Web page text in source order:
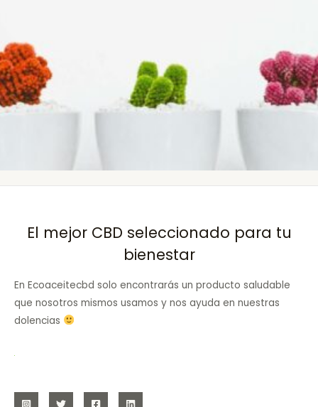
El mejor CBD seleccionado para tu
bienestar
En Ecoaceitecbd solo encontrarás un producto saludable
que nosotros mismos usamos y nos ayuda en nuestras
dolencias